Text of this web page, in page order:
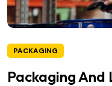
PACKAGING
Packaging And